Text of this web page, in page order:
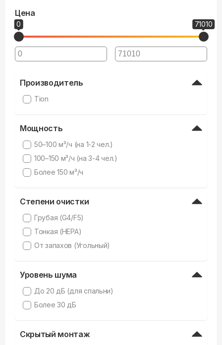
Цена
0 71010
Производитель
Tion
Мощность
50–100 м³/ч (на 1-2 чел.)
100–150 м³/ч (на 3-4 чел.)
Более 150 м³/ч
Степени очистки
Грубая (G4/F5)
Тонкая (HEPA)
От запахов (Угольный)
Уровень шума
До 20 дБ (для спальни)
Более 30 дБ
Скрытый монтаж